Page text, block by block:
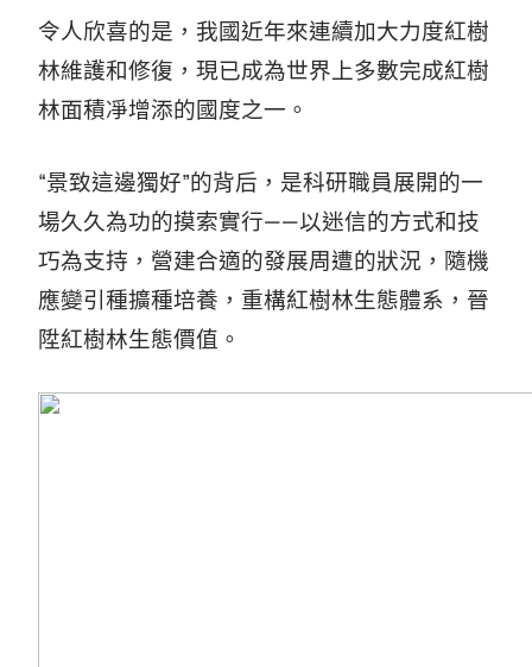
令人欣喜的是，我國近年來連續加大力度紅樹
林維護和修復，現已成為世界上多數完成紅樹
林面積凈增添的國度之一。
“景致這邊獨好”的背后，是科研職員展開的一
場久久為功的摸索實行——以迷信的方式和技
巧為支持，營建合適的發展周遭的狀況，隨機
應變引種擴種培養，重構紅樹林生態體系，晉
陞紅樹林生態價值。